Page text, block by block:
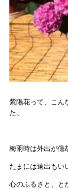
紫陽花って、こん
た。
梅雨時は外出が億
たまには遠出もい
心のふるさと、と